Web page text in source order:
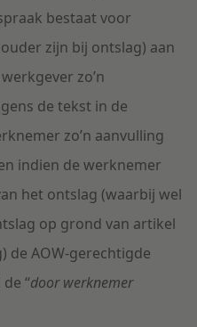
bestaat voor
zijn bij ontslag) aan
zo’n
de tekst in de
zo’n aanvulling
indien de werknemer
het ontslag (waarbij wel
op grond van artikel
de AOW-gerechtigde
“door werknemer